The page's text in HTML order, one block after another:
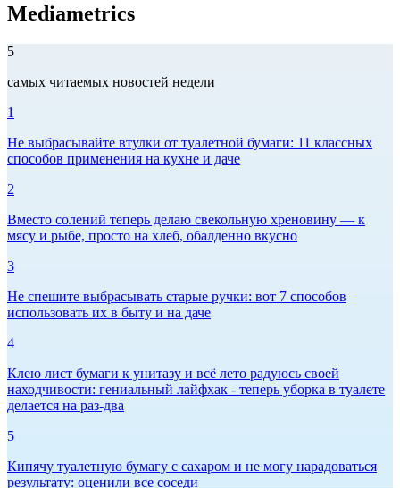
Mediametrics
5
самых читаемых новостей недели
1
Не выбрасывайте втулки от туалетной бумаги: 11 классных
способов применения на кухне и даче
2
Вместо солений теперь делаю свекольную хреновину — к
мясу и рыбе, просто на хлеб, обалденно вкусно
3
Не спешите выбрасывать старые ручки: вот 7 способов
использовать их в быту и на даче
4
Клею лист бумаги к унитазу и всё лето радуюсь своей
находчивости: гениальный лайфхак - теперь уборка в туалете
делается на раз-два
5
Кипячу туалетную бумагу с сахаром и не могу нарадоваться
результату: оценили все соседи